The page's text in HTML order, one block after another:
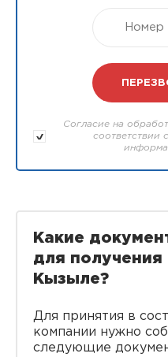
Согласие на
соответствии
Какие
для
Кызыле?
Для принятия в
компании нужно
следующие